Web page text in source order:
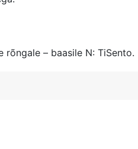
rõngale – baasile N: TiSento.